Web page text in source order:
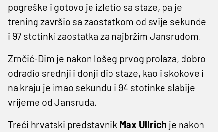
pogreške i gotovo je izletio sa staze, pa je
trening završio sa zaostatkom od svije sekunde
i 97 stotinki zaostatka za najbržim Jansrudom.
Zrnčić-Dim je nakon lošeg prvog prolaza, dobro
odradio srednji i donji dio staze, kao i skokove i
na kraju je imao sekundu i 94 stotinke slabije
vrijeme od Jansruda.
Treći hrvatski predstavnik Max Ullrich je nakon